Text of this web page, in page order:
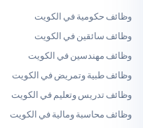
في الكويت
في الكويت
في الكويت
وتمريض في الكويت
وتعليم في الكويت
ومالية في الكويت